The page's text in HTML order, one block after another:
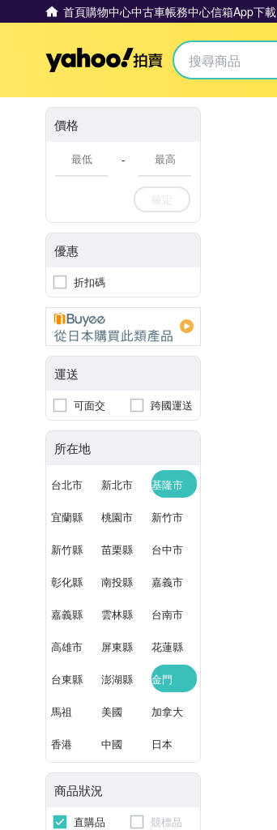
首頁購物中心中古車帳務中心信箱App下載
Yahoo拍賣
價格
-
確定
優惠
折扣碼
運送
可面交 跨國運送
所在地
台北市 新北市 基隆市
宜蘭縣 桃園市 新竹市
新竹縣 苗栗縣 台中市
彰化縣 南投縣 嘉義市
嘉義縣 雲林縣 台南市
高雄市 屏東縣 花蓮縣
台東縣 澎湖縣 金門
馬祖 美國 加拿大
香港 中國 日本
商品狀況
直購品
競標品